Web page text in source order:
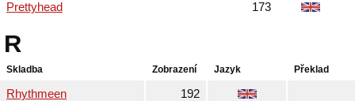
Prettyhead 173
R
Skladba Zobrazení Jazyk Překlad
Rhythmeen 192